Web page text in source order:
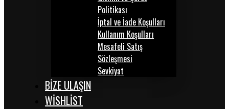
Politikası
İptal ve İade Koşulları
Kullanım Koşulları
Mesafeli Satış
Sözleşmesi
Sevkiyat
BİZE ULAŞIN
WISHLIST